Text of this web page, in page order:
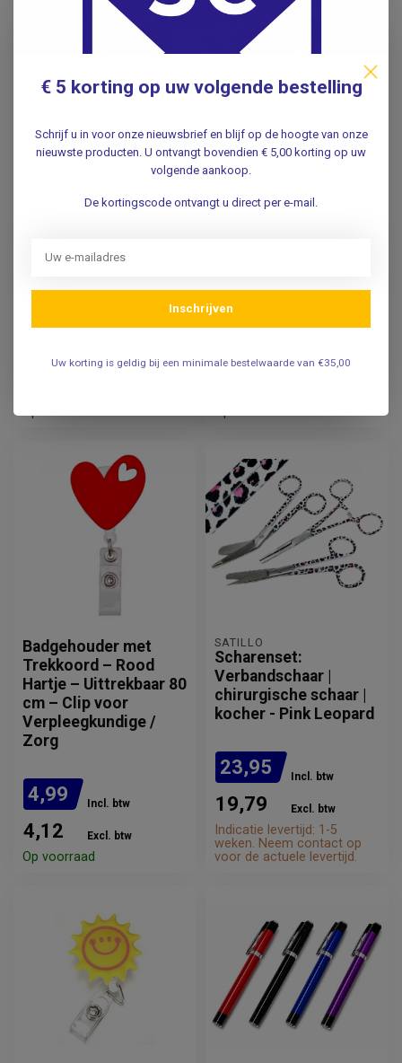
Op voorraad
Minds- vrolijke
sokken - Maat 38 - 43
Incl. btw
11,95
9,88
Badgehouder met
Trekkoord – Rood
Hartje – Uittrekbaar 80
cm – Clip voor
Verpleegkundige /
Zorg
4,99 Incl. btw
4,12 Excl. btw
Op voorraad
SATILLO
Scharenset:
Verbandschaar |
chirurgische schaar |
kocher - Pink Leopard
23,95 Incl. btw
19,79 Excl. btw
Indicatie levertijd: 1-5
weken. Neem contact op
voor de actuele levertijd.
€ 5 korting op uw volgende bestelling
Schrijf u in voor onze nieuwsbrief en blijf op de hoogte van onze
nieuwste producten. U ontvangt bovendien € 5,00 korting op uw
volgende aankoop.
De kortingscode ontvangt u direct per e-mail.
Inschrijven
Uw korting is geldig bij een minimale bestelwaarde van €35,00